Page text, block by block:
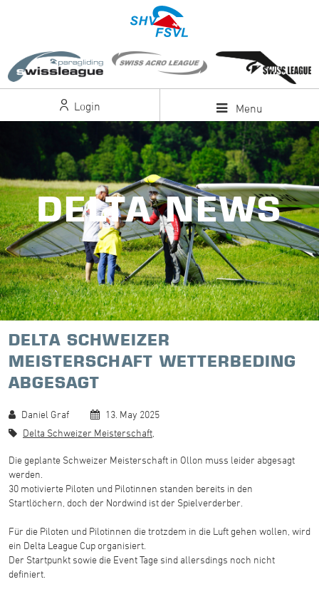
Login Menu
DELTA NEWS
DELTA SCHWEIZER
MEISTERSCHAFT WETTERBEDING
ABGESAGT
Daniel Graf
13. May 2025
Delta Schweizer Meisterschaft,
Die geplante Schweizer Meisterschaft in Ollon muss leider abgesagt
werden.
30 motivierte Piloten und Pilotinnen standen bereits in den
Startlöchern, doch der Nordwind ist der Spielverderber.
Für die Piloten und Pilotinnen die trotzdem in die Luft gehen wollen, wird
ein Delta League Cup organisiert.
Der Startpunkt sowie die Event Tage sind allersdings noch nicht
definiert.